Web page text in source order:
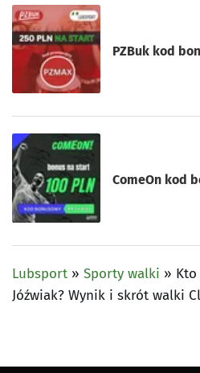
PZBuk kod
ComeOn kod
Lubsport » Sporty walki » Kto
Jóźwiak? Wynik i skrót walki